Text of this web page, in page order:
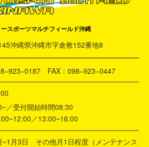
スポーツマルチフィールド沖縄
沖縄県沖縄市字倉敷152番地8
FAX：098–923−0447
／受付開始時間08:30
／13:00~16:00
月3日 その他月1日程度（メンテナンス